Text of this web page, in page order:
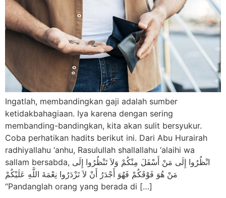
Ingatlah, membandingkan gaji adalah sumber
ketidakbahagiaan. Iya karena dengan sering
membanding-bandingkan, kita akan sulit bersyukur.
Coba perhatikan hadits berikut ini. Dari Abu Hurairah
radhiyallahu ‘anhu, Rasulullah shallallahu ‘alaihi wa
sallam bersabda, انْظُرُوا إِلَى مَنْ أَسْفَلَ مِنْكُمْ وَلاَ تَنْظُرُوا إِلَى
مَنْ هُوَ فَوْقَكُمْ فَهُوَ أَجْدَرُ أَنْ لاَ تَزْدَرُوا نِعْمَةَ اللَّهِ عَلَيْكُمْ
“Pandanglah orang yang berada di […]